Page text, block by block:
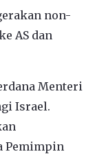
non-
AS dan
Menteri
Israel.
Pemimpin